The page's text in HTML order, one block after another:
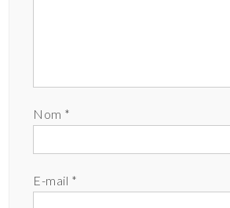
Nom *
E-mail *